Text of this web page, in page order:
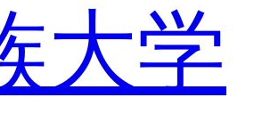
大学